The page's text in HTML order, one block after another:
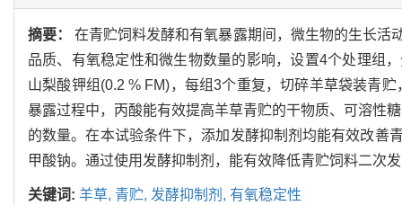
摘要：在青贮饲料发酵和有氧暴露期间，微生物的生长活
品质、有氧稳定性和微生物数量的影响，设置4个处理组
山梨酸钾组(0.2 % FM)，每组3个重复，切碎羊草袋装青
暴露过程中，丙酸能有效提高羊草青贮的干物质、可溶性
的数量。在本试验条件下，添加发酵抑制剂均能有效改善
甲酸钠。通过使用发酵抑制剂，能有效降低青贮饲料二次
关键词: 羊草, 青贮, 发酵抑制剂, 有氧稳定性